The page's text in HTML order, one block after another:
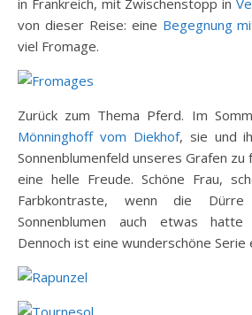
in Frankreich, mit Zwischenstopp in
von dieser Reise: eine Begegnung
viel Fromage.
Zurück zum Thema Pferd. Im
Mönninghoff vom Diekhof, sie und
Sonnenblumenfeld unseres Grafen
eine helle Freude. Schöne Frau,
Farbkontraste, wenn die
Sonnenblumen auch etwas hatte
Dennoch ist eine wunderschöne Serie